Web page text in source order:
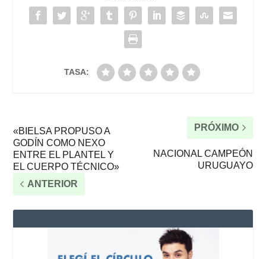
TASA:
«BIELSA PROPUSO A
GODÍN COMO NEXO
ENTRE EL PLANTEL Y
EL CUERPO TÉCNICO»
ANTERIOR
PRÓXIMO
NACIONAL CAMPEÓN
URUGUAYO